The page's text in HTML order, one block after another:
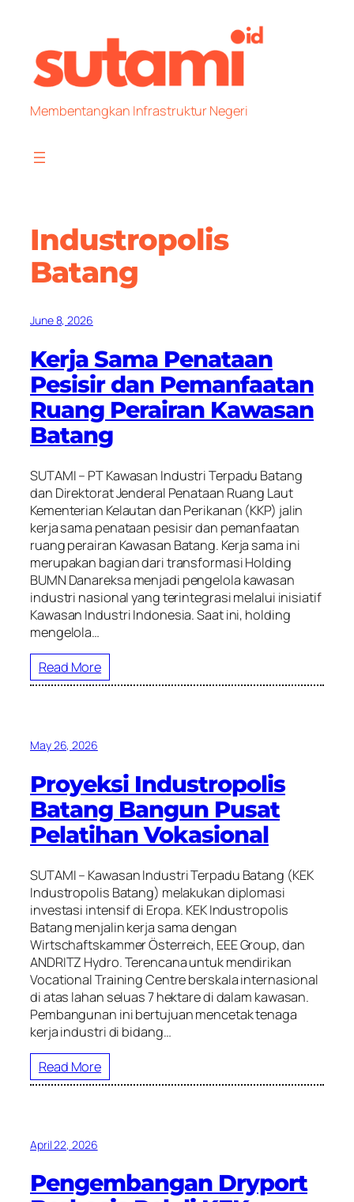
content
Membentangkan Infrastruktur Negeri
Industropolis
Batang
June 8, 2026
Kerja Sama Penataan
Pesisir dan Pemanfaatan
Ruang Perairan Kawasan
Batang
SUTAMI – PT Kawasan Industri Terpadu Batang
dan Direktorat Jenderal Penataan Ruang Laut
Kementerian Kelautan dan Perikanan (KKP) jalin
kerja sama penataan pesisir dan pemanfaatan
ruang perairan Kawasan Batang. Kerja sama ini
merupakan bagian dari transformasi Holding
BUMN Danareksa menjadi pengelola kawasan
industri nasional yang terintegrasi melalui inisiatif
Kawasan Industri Indonesia. Saat ini, holding
mengelola…
Read More
May 26, 2026
Proyeksi Industropolis
Batang Bangun Pusat
Pelatihan Vokasional
SUTAMI – Kawasan Industri Terpadu Batang (KEK
Industropolis Batang) melakukan diplomasi
investasi intensif di Eropa. KEK Industropolis
Batang menjalin kerja sama dengan
Wirtschaftskammer Österreich, EEE Group, dan
ANDRITZ Hydro. Terencana untuk mendirikan
Vocational Training Centre berskala internasional
di atas lahan seluas 7 hektare di dalam kawasan.
Pembangunan ini bertujuan mencetak tenaga
kerja industri di bidang…
Read More
April 22, 2026
Pengembangan Dryport